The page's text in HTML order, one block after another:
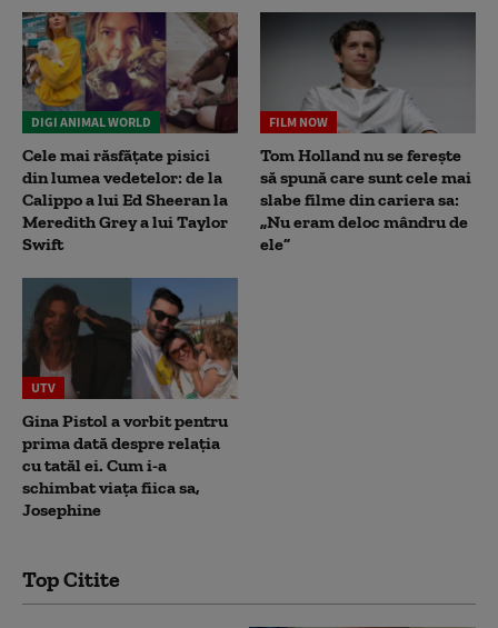
DIGI ANIMAL WORLD
Cele mai răsfățate pisici
din lumea vedetelor: de la
Calippo a lui Ed Sheeran la
Meredith Grey a lui Taylor
Swift
FILM NOW
Tom Holland nu se ferește
să spună care sunt cele mai
slabe filme din cariera sa:
„Nu eram deloc mândru de
ele”
UTV
Gina Pistol a vorbit pentru
prima dată despre relația
cu tatăl ei. Cum i-a
schimbat viața fiica sa,
Josephine
Top Citite